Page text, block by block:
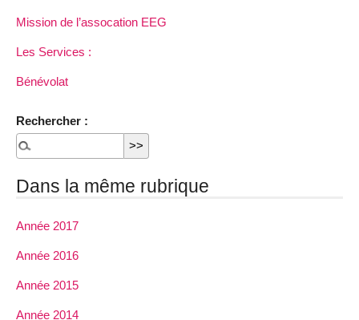
Mission de l’assocation EEG
Les Services :
Bénévolat
Rechercher :
Dans la même rubrique
Année 2017
Année 2016
Année 2015
Année 2014